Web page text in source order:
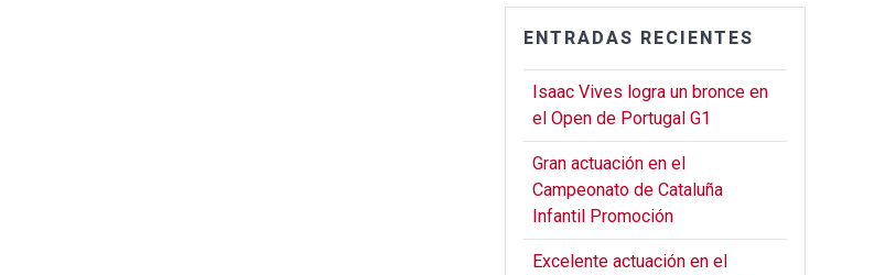
ENTRADAS RECIENTES
Isaac Vives logra un bronce en
el Open de Portugal G1
Gran actuación en el
Campeonato de Cataluña
Infantil Promoción
Excelente actuación en el